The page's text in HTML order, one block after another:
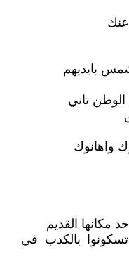
بايديهم
تاني
واهانوك
مكانها القديم
بالكدب في